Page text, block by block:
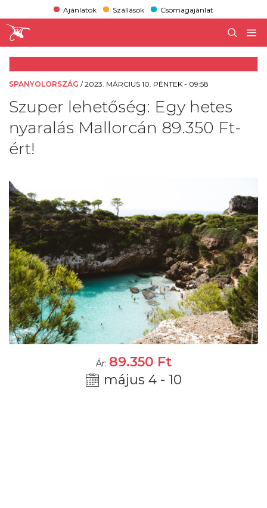
Ajánlatok Szállások Csomagajánlat
SPANYOLORSZÁG /2023. MÁRCIUS 10. PÉNTEK - 09:58
Szuper lehetőség: Egy hetes
nyaralás Mallorcán 89.350 Ft-
ért!
Ár: 89.350 Ft
május 4 - 10